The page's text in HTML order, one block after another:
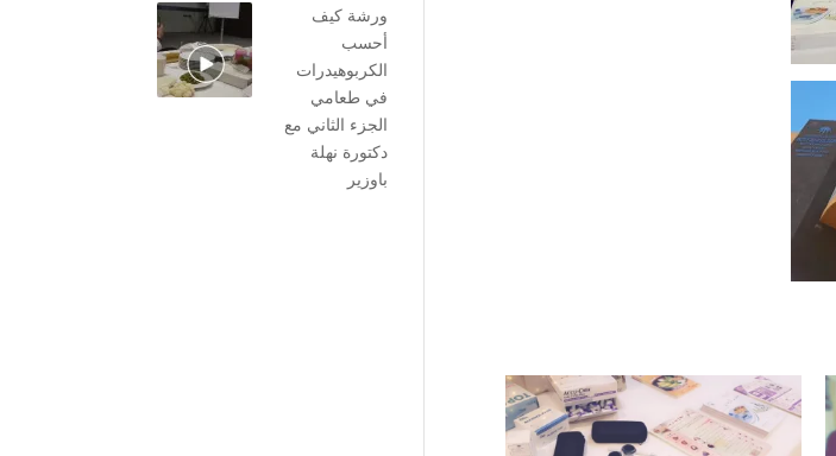
ورشة كيف
أحسب
الكربوهيدرات
في طعامي
الجزء الثاني مع
دكتورة نهلة
باوزير